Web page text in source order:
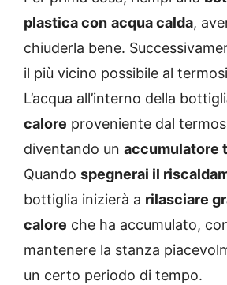
plastica con acqua calda,
chiuderla bene.
il più vicino possibile al
L’acqua all’interno della bottigli
calore proveniente dal
diventando un accumulatore
Quando spegnerai il
bottiglia inizierà a rilasciare
calore che ha accumulato,
mantenere la stanza
un certo periodo di tempo.